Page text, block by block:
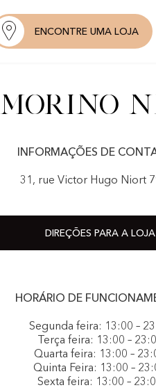
ENCONTRE UMA LOJA
INFORMAÇÕES DE
31, rue Victor Hugo Niort
DIREÇÕES PARA A LOJA
HORÁRIO DE
Segunda feira: 13:00 –
Terça feira: 13:00 –
Quarta feira: 13:00 –
Quinta Feira: 13:00 –
Sexta feira: 13:00 –